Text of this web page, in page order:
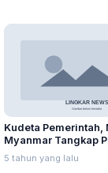
Kudeta Pemerintah,
Myanmar Tangkap
Myint dan Aung San
5 tahun yang lalu